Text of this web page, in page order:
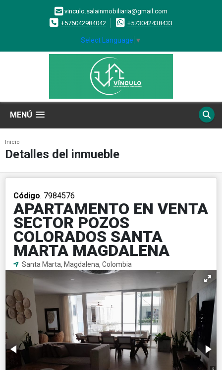
vinculo.salainmobiliaria@gmail.com
+576042984042
+573042438433
Select Language ▼
MENÚ
Inicio
Detalles del inmueble
Código. 7984576
APARTAMENTO EN VENTA
SECTOR POZOS
COLORADOS SANTA
MARTA MAGDALENA
Santa Marta, Magdalena, Colombia